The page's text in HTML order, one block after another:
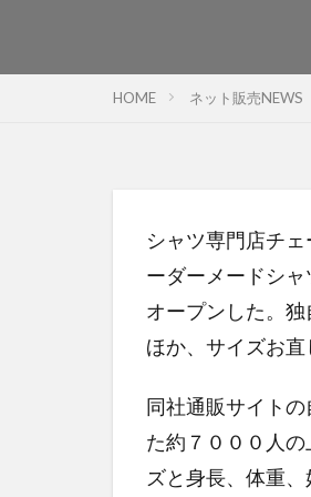
HOME ネット販売NEWS
シャツ専門店チ
ーダーメードシ
オープンした。
ほか、サイズお直
同社通販サイト
た約７０００人
ズと身長、体重